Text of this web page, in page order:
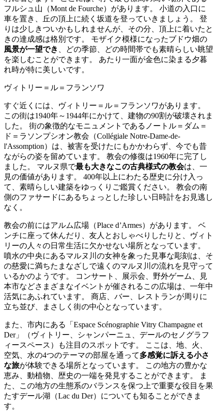
フルシュ山（Mont de Fourche）があります。 小道の入口に
車を置き、丘の頂上に続く坂道を登っていきましょう。 登
りは少しきついかもしれませんが、その分、頂上に着いたと
きの達成感は格別です。 モザイク模様になったブドウ畑の
風景が一望でき
、どの季節、どの時間帯でも素晴らしい眺望
を楽しむことができます。 あたり一面が金色に染まる夕暮
れ時が特に美しいです。
ヴィトリー＝ル＝フランソワ
すぐ近くには、ヴィトリー＝ル＝フランソワがあります。
この街は1940年～1944年にかけて、建物の90割が破壊されま
した。 街の象徴的なモニュメントであるノートル＝ダム＝
ド＝ラソンプシオン教会（Collégiale Notre-Dame-de-
l'Assomption）は、被害を受けたにもかかわらず、今でも昔
ながらの姿を留めています。 教会の修復は1960年に完了し
ました。 マルヌ県で最も大きなこの古典様式の教会は、一
見の価値があります。 400年以上にわたる歴史に分け入っ
て、素晴らしい建築をゆっくりご鑑賞ください。 教会の南
側のファサードにあるちょっとした珍しい日時計をお見逃し
なく。
教会の前にはアルム広場（Place d’Armes）があります。 ベ
ンチに座って休んだり、友人とおしゃべりしたりと、ヴィト
リーの人々の日常生活に欠かせない場所となっています。
噴水の中央にあるマルヌ川の女神を象った見事な彫刻は、そ
の慈愛に満ちたまなざしで遠くのマルヌ川の流れを見守って
いるかのようです。
コンサート、展示会、野外ゲーム、見
本市などさまざまなイベントが催されるこの広場は、一年中
活気にあふれています。 商店、バー、レストランが周りに
立ち並び、まさしく街の中心となっています。
また、市内にある「Espace Scénographie Vitry Champagne et
Der」（ヴィトリー、シャンパーニュ、デールのセノグラフ
ィースペース）も注目のスポットです。 ここは、地、火、
空気、水の4つのテーマの部屋を通って多感覚に訴える小さ
な旅が体験できる場所となっています。 この地方の豊かな
恵み、動植物、歴史の一端を発見することができます。 ま
た、この地方の生態系のバランスを保つ上で重要な役目を果
たすデール湖（Lac du Der）についても知ることができま
す。